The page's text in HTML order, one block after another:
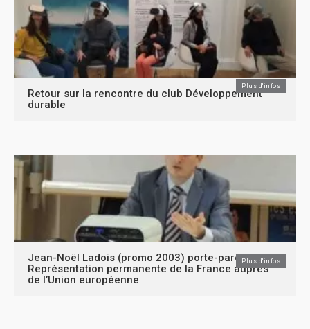
Retour sur la rencontre du club Développement
durable
Plus d'infos
Jean-Noël Ladois (promo 2003) porte-parole de la
Représentation permanente de la France auprès
de l’Union européenne
Plus d'infos